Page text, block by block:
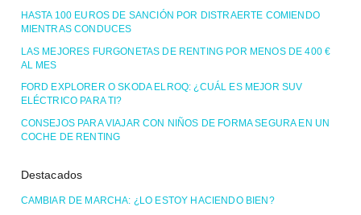
HASTA 100 EUROS DE SANCIÓN POR DISTRAERTE COMIENDO
MIENTRAS CONDUCES
LAS MEJORES FURGONETAS DE RENTING POR MENOS DE 400 €
AL MES
FORD EXPLORER O SKODA ELROQ: ¿CUÁL ES MEJOR SUV
ELÉCTRICO PARA TI?
CONSEJOS PARA VIAJAR CON NIÑOS DE FORMA SEGURA EN UN
COCHE DE RENTING
Destacados
CAMBIAR DE MARCHA: ¿LO ESTOY HACIENDO BIEN?